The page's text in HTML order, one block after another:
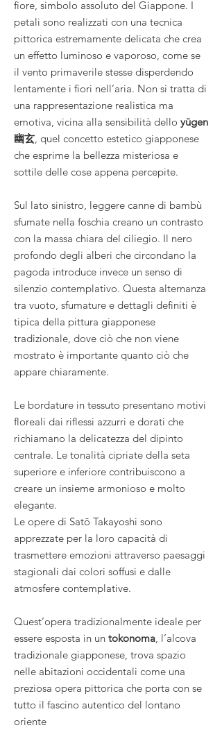
fiore, simbolo assoluto del Giappone. I
petali sono realizzati con una tecnica
pittorica estremamente delicata che crea
un effetto luminoso e vaporoso, come se
il vento primaverile stesse disperdendo
lentamente i fiori nell’aria. Non si tratta di
una rappresentazione realistica ma
emotiva, vicina alla sensibilità dello yūgen
幽玄, quel concetto estetico giapponese
che esprime la bellezza misteriosa e
sottile delle cose appena percepite.
Sul lato sinistro, leggere canne di bambù
sfumate nella foschia creano un contrasto
con la massa chiara del ciliegio. Il nero
profondo degli alberi che circondano la
pagoda introduce invece un senso di
silenzio contemplativo. Questa alternanza
tra vuoto, sfumature e dettagli definiti è
tipica della pittura giapponese
tradizionale, dove ciò che non viene
mostrato è importante quanto ciò che
appare chiaramente.
Le bordature in tessuto presentano motivi
floreali dai riflessi azzurri e dorati che
richiamano la delicatezza del dipinto
centrale. Le tonalità cipriate della seta
superiore e inferiore contribuiscono a
creare un insieme armonioso e molto
elegante.
Le opere di Satō Takayoshi sono
apprezzate per la loro capacità di
trasmettere emozioni attraverso paesaggi
stagionali dai colori soffusi e dalle
atmosfere contemplative.
Quest’opera tradizionalmente ideale per
essere esposta in un tokonoma, l’alcova
tradizionale giapponese, trova spazio
nelle abitazioni occidentali come una
preziosa opera pittorica che porta con se
tutto il fascino autentico del lontano
oriente